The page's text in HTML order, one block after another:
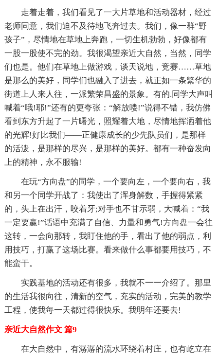
走着走着，我们看见了一大片草地和活动器材，经过
老师同意，我们迫不及待地飞奔过去。我们，像一群“野
孩子”，尽情地在草地上奔跑，一切生机勃勃，好像都有
一股一股使不完的劲。我很渴望亲近大自然，当然，同学
们也是。他们在草地上做游戏，谈天说地，竞赛……草地
是那么的美好，同学们也融入了进去，就正如一条繁华的
街道上人来人往，一派繁荣昌盛的景象。有的.同学大声叫
喊着“哦!耶!”还有的更夸张：“解放喽!”说得不错，我仿佛
看到东方升起了一片曙光，照耀着大地，尽情地挥洒着他
的光辉!好比我们——正健康成长的少先队员们，是那样
的活泼，是那样的尽兴，是那样的美好。都有一种奋发向
上的精神，永不服输!
在玩“方向盘”的同学，一个要向左，一个要向右，我
和另一个同学开战了：我使出了浑身解数，手握得紧紧
的，头上在出汗，咬着牙;对手也不甘示弱，大喊着：“我
一定要赢!”话语中充满了自信、力量和勇气!方向盘一会往
这转，一会向那转，我盯住他的手，看出了他的弱点，利
用技巧，打赢了这场比赛。看来做什么事都要用技巧，不
能蛮干。
实践基地的活动还有很多，我就不一一介绍了。那里
的生活我很向往，清新的空气，充实的活动，完美的教学
工程，使我每一天都过得很快乐。我明年还要去!
亲近大自然作文 篇9
在大自然中，有潺潺的流水环绕着村庄，也有屹立在